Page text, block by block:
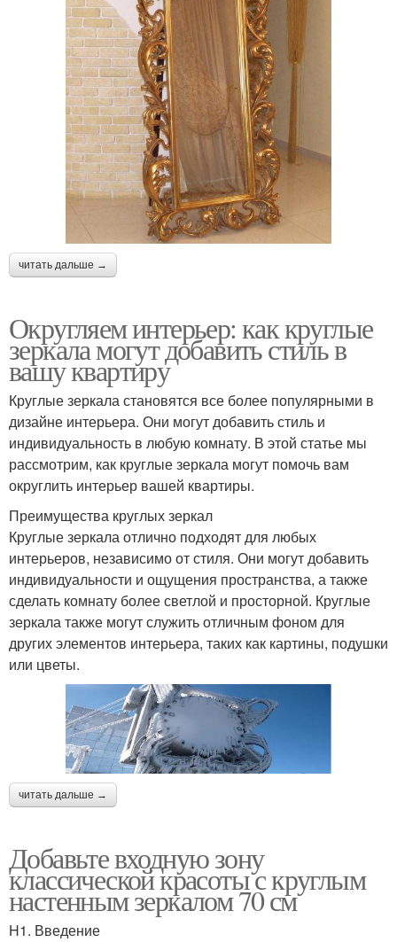
читать дальше →
Округляем интерьер: как круглые
зеркала могут добавить стиль в
вашу квартиру
Круглые зеркала становятся все более популярными в
дизайне интерьера. Они могут добавить стиль и
индивидуальность в любую комнату. В этой статье мы
рассмотрим, как круглые зеркала могут помочь вам
округлить интерьер вашей квартиры.
Преимущества круглых зеркал
Круглые зеркала отлично подходят для любых
интерьеров, независимо от стиля. Они могут добавить
индивидуальности и ощущения пространства, а также
сделать комнату более светлой и просторной. Круглые
зеркала также могут служить отличным фоном для
других элементов интерьера, таких как картины, подушки
или цветы.
читать дальше →
Добавьте входную зону
классической красоты с круглым
настенным зеркалом 70 см
H1. Введение